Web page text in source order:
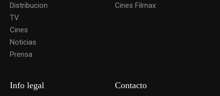
Distribucion
TV
Cines
Noticias
Prensa
Cines Filmax
Info legal Contacto